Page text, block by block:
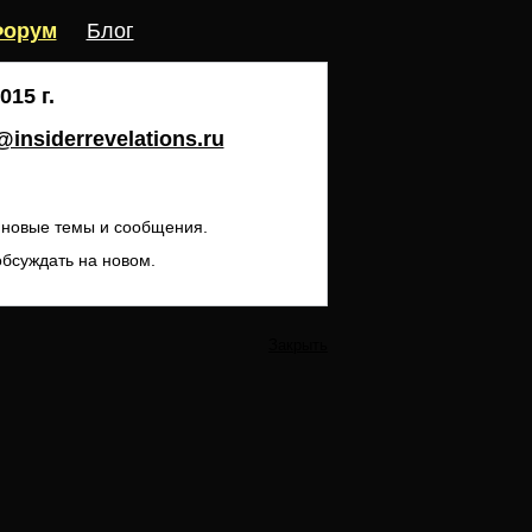
Блог
г.
темы и сообщения.
на новом.